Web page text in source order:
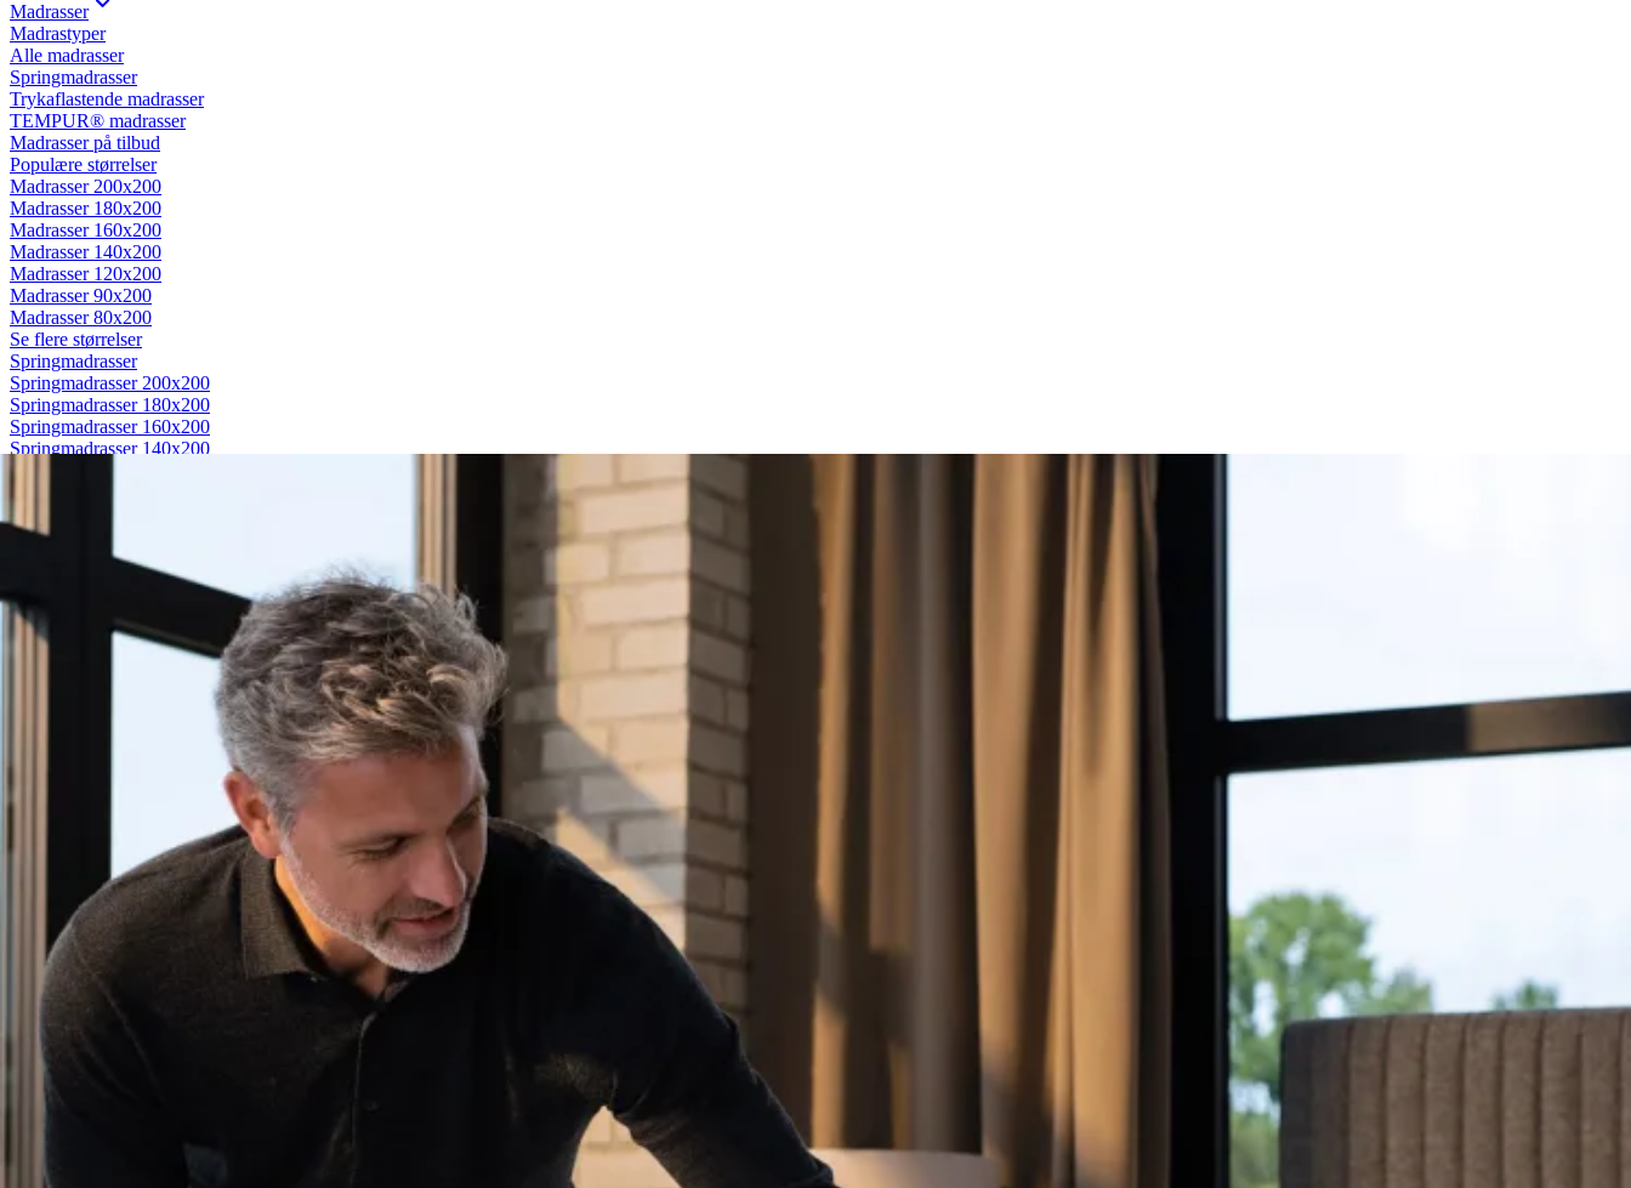
Madrasser
Madrastyper
Alle madrasser
Springmadrasser
Trykaflastende madrasser
TEMPUR® madrasser
Madrasser på tilbud
Populære størrelser
Madrasser 200x200
Madrasser 180x200
Madrasser 160x200
Madrasser 140x200
Madrasser 120x200
Madrasser 90x200
Madrasser 80x200
Se flere størrelser
Springmadrasser
Springmadrasser 200x200
Springmadrasser 180x200
Springmadrasser 160x200
Springmadrasser 140x200
Springmadrasser 120x200
Se flere størrelser
Trykaflastende madrasser
Trykaflastende madrasser 200x200
Trykaflastende madrasser 180x200
Trykaflastende madrasser 160x200
Trykaflastende madrasser 140x200
Trykaflastende madrasser 120x200
Trykaflastende madrasser 90x200
Trykaflastende madrasser 80x200
Topmadrasser
Topmadras typer
Alle topmadrasser
Memoryskum topmadrasser
Topmadrasser til elevationssenge
Topmadrasser på tilbud
Populære størrelser
Topmadrasser 200x200
Topmadrasser 180x210
Topmadrasser 180x200
Topmadrasser 160x200
Topmadrasser 140x200
Topmadrasser 120x200
Topmadrasser 90x200
Topmadrasser 80x200
Latex topmadrasser 180x200